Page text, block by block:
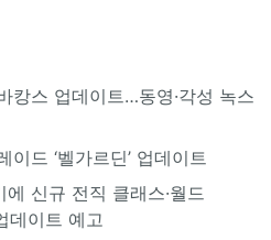
캉스 업데이트…동영·각성 녹스
이드 ‘벨가르딘’ 업데이트
에 신규 전직 클래스·월드
데이트 예고